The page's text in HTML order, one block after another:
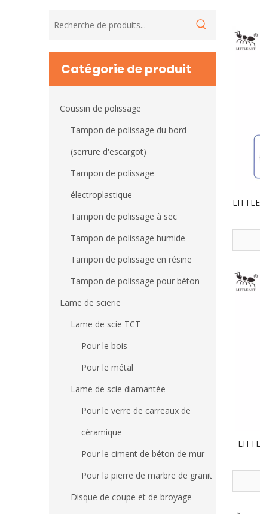
Catégorie de produit
Coussin de polissage
Tampon de polissage du bord
(serrure d'escargot)
Tampon de polissage
électroplastique
Tampon de polissage à sec
Tampon de polissage humide
Tampon de polissage en résine
Tampon de polissage pour béton
Lame de scierie
Lame de scie TCT
Pour le bois
Pour le métal
Lame de scie diamantée
Pour le verre de carreaux de
céramique
Pour le ciment de béton de mur
Pour la pierre de marbre de granit
Disque de coupe et de broyage